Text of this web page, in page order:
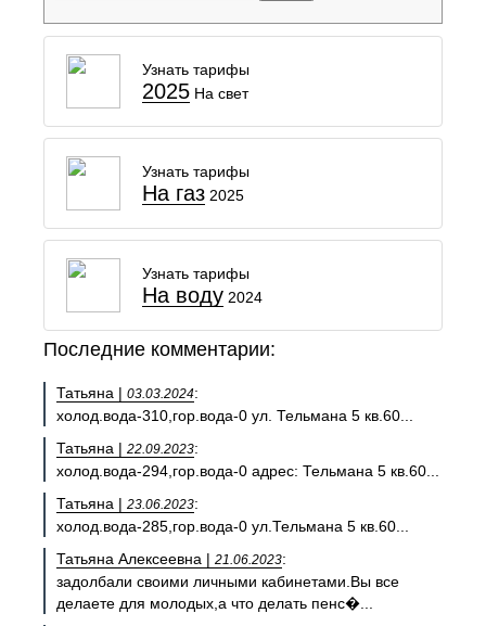
Узнать тарифы
2025 На свет
Узнать тарифы
На газ 2025
Узнать тарифы
На воду 2024
Последние комментарии:
Татьяна | 03.03.2024:
холод.вода-310,гор.вода-0 ул. Тельмана 5 кв.60...
Татьяна | 22.09.2023:
холод.вода-294,гор.вода-0 адрес: Тельмана 5 кв.60...
Татьяна | 23.06.2023:
холод.вода-285,гор.вода-0 ул.Тельмана 5 кв.60...
Татьяна Алексеевна | 21.06.2023:
задолбали своими личными кабинетами.Вы все
делаете для молодых,а что делать пенс�...